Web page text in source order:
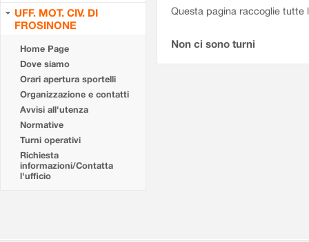
UFF. MOT. CIV. DI
FROSINONE
Home Page
Dove siamo
Orari apertura sportelli
Organizzazione e contatti
Avvisi all'utenza
Normative
Turni operativi
Richiesta
informazioni/Contatta
l'ufficio
Questa pagina raccoglie tutte
Non ci sono turni